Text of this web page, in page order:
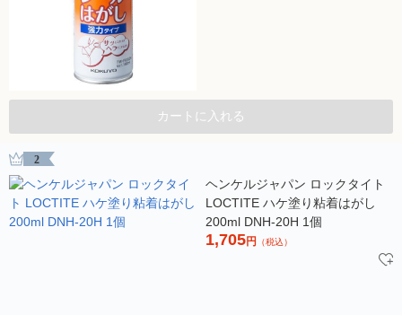
カートに入れる
2
ヘンケルジャパン ロックタイト
LOCTITE ハケ塗り粘着はがし
200ml DNH-20H 1個
1,705円 （税込）